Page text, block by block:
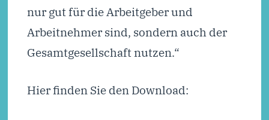
nur gut für die Arbeitgeber und
Arbeitnehmer sind, sondern auch der
Gesamtgesellschaft nutzen.“
Hier finden Sie den Download: